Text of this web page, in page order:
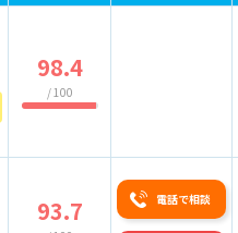
98.4
/ 100
93.7 電話で相談